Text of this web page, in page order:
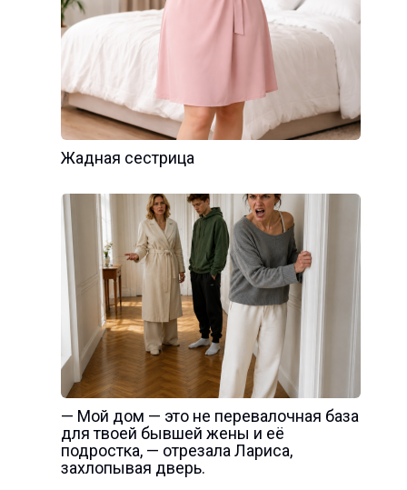
Жадная сестрица
— Мой дом — это не перевалочная база
для твоей бывшей жены и её
подростка, — отрезала Лариса,
захлопывая дверь.